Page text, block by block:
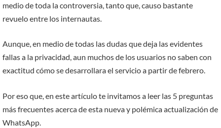
medio de toda la controversia, tanto que, causo bastante
revuelo entre los internautas.
Aunque, en medio de todas las dudas que deja las evidentes
fallas a la privacidad, aun muchos de los usuarios no saben con
exactitud cómo se desarrollara el servicio a partir de febrero.
Por eso que, en este artículo te invitamos a leer las 5 preguntas
más frecuentes acerca de esta nueva y polémica actualización de
WhatsApp.